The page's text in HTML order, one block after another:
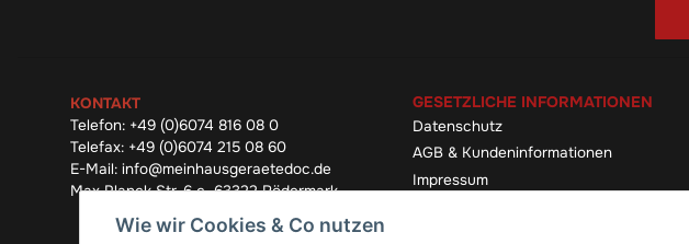
KONTAKT
Telefon: +49 (0)6074 816 08 0
Telefax: +49 (0)6074 215 08 60
E-Mail: info@meinhausgeraetedoc.de
Max Planck Str. 6 c, 63322 Rödermark
GESETZLICHE INFORMATIONEN
Datenschutz
AGB & Kundeninformationen
Impressum
Wie wir Cookies & Co nutzen